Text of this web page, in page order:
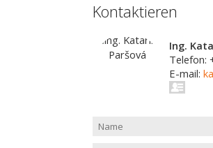
Kontaktieren
Ing.
Telefon:
E-mail: